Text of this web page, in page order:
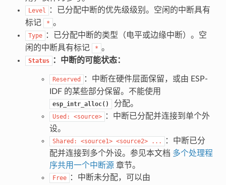
Level
：已分配中断的优先级级别。空闲的中断具有
标记
* 。
Type
：已分配中断的类型（电平或边缘中断）。空
闲的中断具有标记
* 。
Status ：中断的可能状态：
Reserved
：中断在硬件层面保留，或由 ESP-
IDF 的某些部分保留。不能使用
esp_intr_alloc() 分配。
Used: <source>
：中断已分配并连接到单个外
设。
Shared: <source1> <source2> ...
：中断已分
配并连接到多个外设。参见本文档 多个处理程
序共用一个中断源 章节。
Free ：中断未分配，可以由